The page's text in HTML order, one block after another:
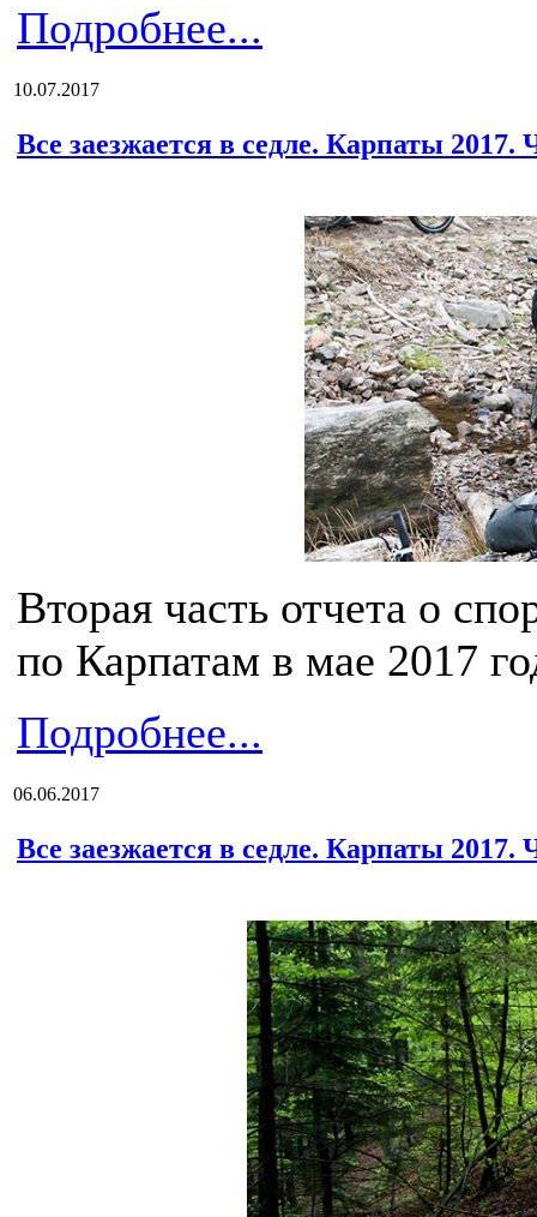
Подробнее...
10.07.2017
Все заезжается в седле. Карпаты 2017.
Вторая часть отчета о
по Карпатам в мае 2017
Подробнее...
06.06.2017
Все заезжается в седле. Карпаты 2017.